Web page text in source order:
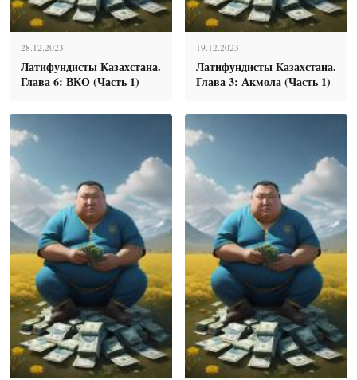
28.12.2023
Латифундисты Казахстана.
Глава 6: ВКО (Часть 1)
19.12.2023
Латифундисты Казахстана.
Глава 3: Акмола (Часть 1)